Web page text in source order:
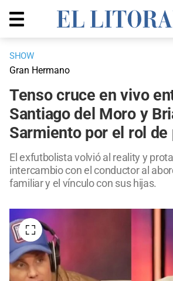
SHOW
Gran Hermano
Tenso cruce en vivo
Santiago del Moro y
Sarmiento por el rol de
El exfutbolista volvió al reality y
intercambio con el conductor al
familiar y el vínculo con sus hijas.